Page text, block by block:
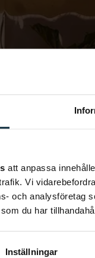
att anpassa
Vi
och analysföretag
du har
Inställningar